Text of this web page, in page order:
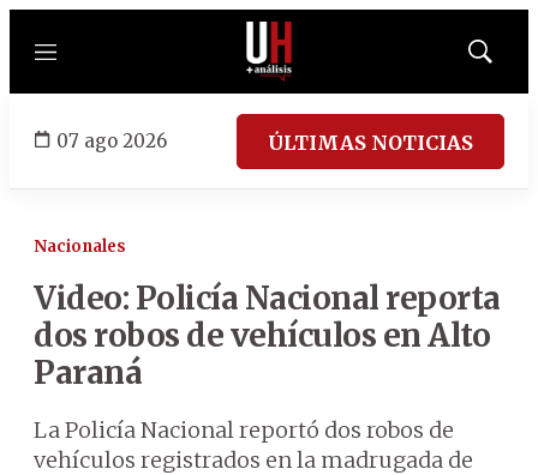
Menú
Mostrar
07 ago 2026 ÚLTIMAS NOTICIAS
Nacionales
Video: Policía Nacional reporta
dos robos de vehículos en Alto
Paraná
La Policía Nacional reportó dos robos de
vehículos registrados en la madrugada de